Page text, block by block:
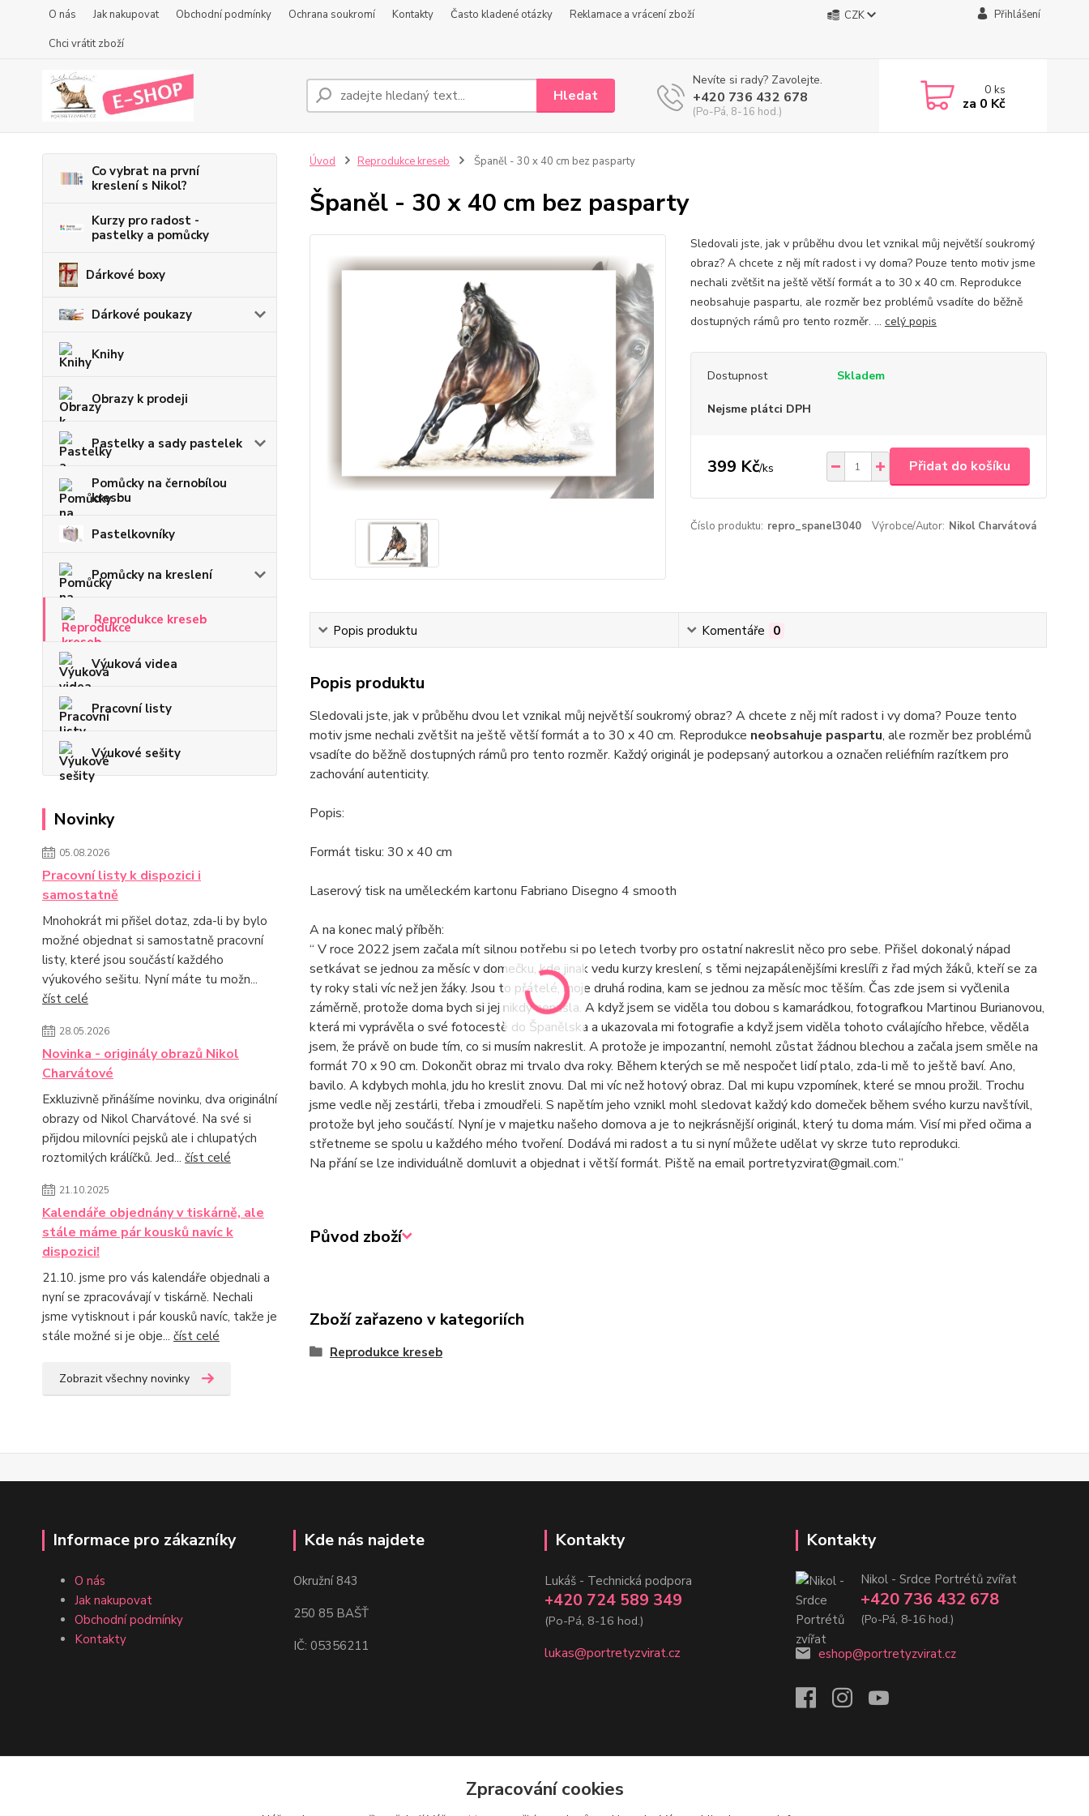
O nás Jak nakupovat Obchodní podmínky Ochrana soukromí Kontakty Často kladené otázky
Reklamace a vrácení zboží
Chci vrátit zboží
CZK Přihlášení
Hledat
Nevíte si rady? Zavolejte.
+420 736 432 678
(Po-Pá, 8-16 hod.)
0ks
za 0 Kč
Co vybrat na první
kreslení s Nikol?
Kurzy pro radost -
pastelky a pomůcky
Dárkové boxy
Dárkové poukazy
Knihy
Obrazy k prodeji
Pastelky a sady pastelek
Pomůcky na černobílou
kresbu
Pastelkovníky
Pomůcky na kreslení
Reprodukce kreseb
Výuková videa
Pracovní listy
Výukové sešity
Novinky
05.08.2026
Pracovní listy k dispozici i
samostatně
Mnohokrát mi přišel dotaz, zda-li by bylo
možné objednat si samostatně pracovní
listy, které jsou součástí každého
výukového sešitu. Nyní máte tu možn...
číst celé
28.05.2026
Novinka - originály obrazů Nikol
Charvátové
Exkluzivně přinášíme novinku, dva originální
obrazy od Nikol Charvátové. Na své si
přijdou milovníci pejsků ale i chlupatých
roztomilých králíčků. Jed... číst celé
21.10.2025
Kalendáře objednány v tiskárně, ale
stále máme pár kousků navíc k
dispozici!
21.10. jsme pro vás kalendáře objednali a
nyní se zpracovávají v tiskárně. Nechali
jsme vytisknout i pár kousků navíc, takže je
stále možné si je obje... číst celé
Zobrazit všechny novinky
Úvod Reprodukce kreseb Španěl - 30 x 40 cm bez pasparty
Španěl - 30 x 40 cm bez pasparty
Sledovali jste, jak v průběhu dvou let vznikal můj největší soukromý
obraz? A chcete z něj mít radost i vy doma? Pouze tento motiv jsme
nechali zvětšit na ještě větší formát a to 30 x 40 cm. Reprodukce
neobsahuje paspartu, ale rozměr bez problémů vsadíte do běžně
dostupných rámů pro tento rozměr. ... celý popis
Dostupnost Skladem
Nejsme plátci DPH
399 Kč/ks Přidat do košíku
Číslo produktu: repro_spanel3040 Výrobce/Autor: Nikol Charvátová
Popis produktu Komentáře 0
Popis produktu
Sledovali jste, jak v průběhu dvou let vznikal můj největší soukromý obraz? A chcete z něj mít radost i vy doma? Pouze tento
motiv jsme nechali zvětšit na ještě větší formát a to 30 x 40 cm. Reprodukce neobsahuje paspartu, ale rozměr bez problémů
vsadíte do běžně dostupných rámů pro tento rozměr. Každý originál je podepsaný autorkou a označen reliéfním razítkem pro
zachování autenticity.
Popis:
Formát tisku: 30 x 40 cm
Laserový tisk na uměleckém kartonu Fabriano Disegno 4 smooth
A na konec malý příběh:
“ V roce 2022 jsem začala mít silnou potřebu si po letech tvorby pro ostatní nakreslit něco pro sebe. Přišel dokonalý nápad
setkávat se jednou za měsíc v domečku, kde jinak vedu kurzy kreslení, s těmi nejzapálenějšími kreslíři z řad mých žáků, kteří se za
ty roky stali víc než jen žáky. Jsou to přátelé, moje druhá rodina, kam se jednou za měsíc moc těším. Čas zde jsem si vyčlenila
záměrně, protože doma bych si jej nikdy nenašla. A když jsem se viděla tou dobou s kamarádkou, fotografkou Martinou Burianovou,
která mi vyprávěla o své fotocestě do Španělska a ukazovala mi fotografie a když jsem viděla tohoto cválajícího hřebce, věděla
jsem, že právě on bude tím, co si musím nakreslit. A protože je impozantní, nemohl zůstat žádnou blechou a začala jsem směle na
formát 70 x 90 cm. Dokončit obraz mi trvalo dva roky. Během kterých se mě nespočet lidí ptalo, zda-li mě to ještě baví. Ano,
bavilo. A kdybych mohla, jdu ho kreslit znovu. Dal mi víc než hotový obraz. Dal mi kupu vzpomínek, které se mnou prožil. Trochu
jsme vedle něj zestárli, třeba i zmoudřeli. S napětím jeho vznikl mohl sledovat každý kdo domeček během svého kurzu navštívil,
protože byl jeho součástí. Nyní je v majetku našeho domova a je to nejkrásnější originál, který tu doma mám. Visí mi před očima a
střetneme se spolu u každého mého tvoření. Dodává mi radost a tu si nyní můžete udělat vy skrze tuto reprodukci.
Na přání se lze individuálně domluvit a objednat i větší formát. Piště na email portretyzvirat@gmail.com.”
Původ zboží
Zboží zařazeno v kategoriích
Reprodukce kreseb
Informace pro zákazníky
O nás
Jak nakupovat
Obchodní podmínky
Kontakty
Kde nás najdete
Okružní 843
250 85 BAŠŤ
IČ: 05356211
Kontakty
Lukáš - Technická podpora
+420 724 589 349
(Po-Pá, 8-16 hod.)
lukas@portretyzvirat.cz
Kontakty
Nikol - Srdce Portrétů zvířat
+420 736 432 678
(Po-Pá, 8-16 hod.)
eshop@portretyzvirat.cz
Zpracování cookies